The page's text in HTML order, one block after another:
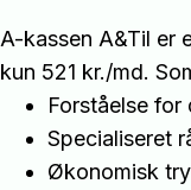
A-kassen A&Til er
kun 521 kr./md.
Forståelse
Specialiseret
Økonomisk